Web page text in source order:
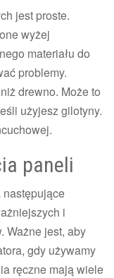
jest proste.
wyżej
materiału do
problemy.
drewno. Może to
użyjesz gilotyny.
paneli
następujące
i
Ważne jest, aby
gdy używamy
ręczne mają wiele